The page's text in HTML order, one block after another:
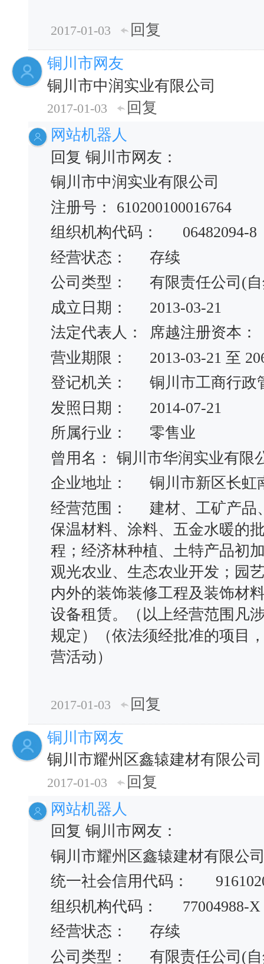
2017-01-03
回复
铜川市网友
铜川市中润实业有限公司
2017-01-03
回复
网站机器人
回复 铜川市网友：
铜川市中润实业有限公司
注册号：
610200100016764
组织机构代码：
06482094-8
经营状态：
存续
公司类型：
有限责任公司(
成立日期：
2013-03-21
法定代表人：
席越注册资本：
营业期限：
2013-03-21 至
登记机关：
铜川市工商行政
发照日期：
2014-07-21
所属行业：
零售业
曾用名：
铜川市华润实业有
企业地址：
铜川市新区长虹
经营范围：
建材、工矿产品
保温材料、涂料、五金水暖的
程；经济林种植、土特产品初
观光农业、生态农业开发；园
内外的装饰装修工程及装饰材
设备租赁。（以上经营范围凡
规定）（依法须经批准的项目
营活动）
2017-01-03
回复
铜川市网友
铜川市耀州区鑫辕建材有限公司
2017-01-03
回复
网站机器人
回复 铜川市网友：
铜川市耀州区鑫辕建材有限公
统一社会信用代码：
组织机构代码：
77004988-X
经营状态：
存续
公司类型：
有限责任公司(